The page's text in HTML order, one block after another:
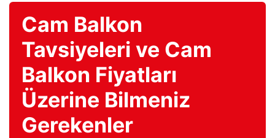
Cam Balkon
Tavsiyeleri ve Cam
Balkon Fiyatları
Üzerine Bilmeniz
Gerekenler